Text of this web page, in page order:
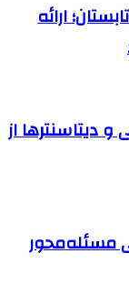
ارائه
دیتاسنترها از
مسئله‌محور